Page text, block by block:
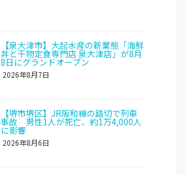
【泉大津市】大起水産の新業態「海鮮
丼と干物定食専門店 泉大津店」が8月
8日にグランドオープン
2026年8月7日
【堺市堺区】JR阪和線の踏切で列車
事故 男性1人が死亡、約1万4,000人
に影響
2026年8月6日